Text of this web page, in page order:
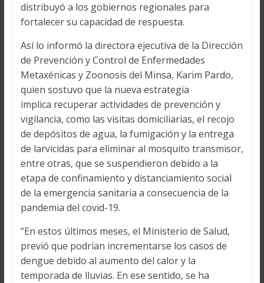
distribuyó a los gobiernos regionales para
fortalecer su capacidad de respuesta.
Así lo informó la directora ejecutiva de la Dirección
de Prevención y Control de Enfermedades
Metaxénicas y Zoonosis del Minsa, Karim Pardo,
quien sostuvo que la nueva estrategia
implica recuperar actividades de prevención y
vigilancia, como las visitas domiciliarias, el recojo
de depósitos de agua, la fumigación y la entrega
de larvicidas para eliminar al mosquito transmisor,
entre otras, que se suspendieron debido a la
etapa de confinamiento y distanciamiento social
de la emergencia sanitaria a consecuencia de la
pandemia del covid-19.
“En estos últimos meses, el Ministerio de Salud,
previó que podrían incrementarse los casos de
dengue debido al aumento del calor y la
temporada de lluvias. En ese sentido, se ha